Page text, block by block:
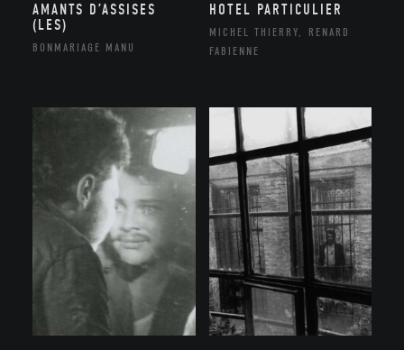
AMANTS D’ASSISES
(LES)
BONMARIAGE MANU
HOTEL PARTICULIER
MICHEL THIERRY, RENARD
FABIENNE